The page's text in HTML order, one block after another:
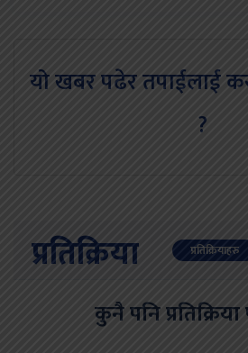
यो खबर पढेर तपाईलाई
?
प्रतिक्रिया प्रतिक्रियाहरु
कुनै पनि